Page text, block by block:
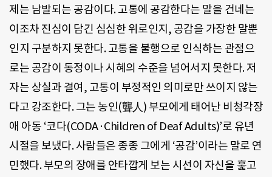
제는 남발되는 공감이다. 고통에 공감한다는 말을 건네는
이조차 진심이 담긴 심심한 위로인지, 공감을 가장한 말뿐
인지 구분하지 못한다. 고통을 불행으로 인식하는 관점으
로는 공감이 동정이나 시혜의 수준을 넘어서지 못한다. 저
자는 상실과 결여, 고통이 부정적인 의미로만 쓰이지 않는
다고 강조한다. 그는 농인(聾人) 부모에게 태어난 비청각장
애 아동 ‘코다(CODA·Children of Deaf Adults)’로 유년
시절을 보냈다. 사람들은 종종 그에게 ‘공감’이라는 말로 연
민했다. 부모의 장애를 안타깝게 보는 시선이 자신을 훑고